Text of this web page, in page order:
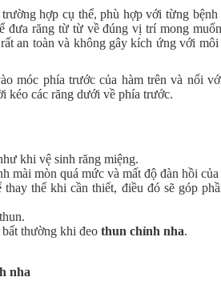
hợp cụ thể, phù hợp với từng bệnh
đưa răng từ từ về đúng vị trí mong
an toàn và không gây kích ứng với
móc phía trước của hàm trên và nối
kéo các răng dưới về phía trước.
khi vệ sinh răng miệng.
mài mòn quá mức và mất độ đàn hồi của
thay thế khi cần thiết, điều đó sẽ góp
thường khi đeo thun chỉnh nha.
nha